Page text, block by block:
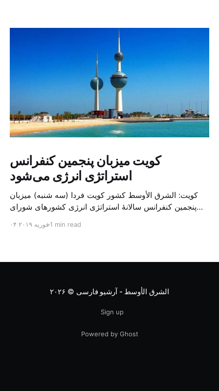
کویت میزبان پنجمین کنفرانس
استراتژی انرژی می‌شود
کویت: الشرق الأوسط کشور کویت فردا (سه شنبه) میزبان
پنجمین کنفرانس سالانهٔ استراتژی انرژی کشورهای شورای
متخصص از شرکت‌های جهانی نفت و گاز در این کنفرانس
۰۴ فوریه ۲۰۱۹1 min read
الشرق الأوسط - آرشیو فارسی © ۲۰۲۶
Sign up
Powered by Ghost